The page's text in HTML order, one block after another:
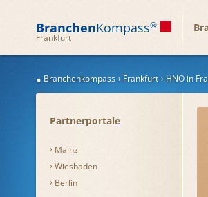
BranchenKompass®
Frankfurt
Branchenkompass Frankfurt HNO in
Partnerportale
Mainz
Wiesbaden
Berlin